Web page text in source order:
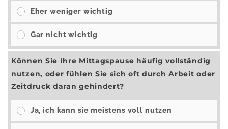
Eher weniger wichtig
Gar nicht wichtig
Können Sie Ihre Mittagspause häufig vollständig
nutzen, oder fühlen Sie sich oft durch Arbeit oder
Zeitdruck daran gehindert?
Ja, ich kann sie meistens voll nutzen